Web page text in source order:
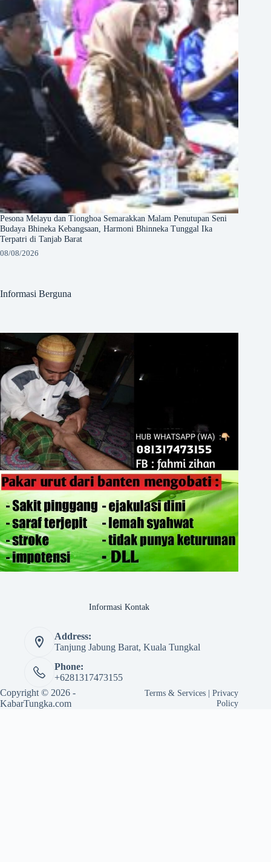
Pesona Melayu dan Tionghoa Semarakkan Malam Penutupan Seni
Budaya Bhineka Kebangsaan, Harmoni Bhinneka Tunggal Ika
Terpatri di Tanjab Barat
08/08/2026
Informasi Berguna
Informasi Kontak
Address:
Tanjung Jabung Barat, Kuala Tungkal
Phone:
+6281317473155
Copyright © 2026 -
KabarTungka.com
Terms & Services |Privacy
Policy